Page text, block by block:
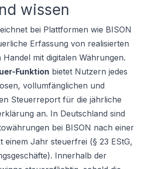
wissen
bei Plattformen wie BISON
Erfassung von realisierten
mit digitalen Währungen.
Funktion bietet Nutzern jedes
vollumfänglichen und
Steuerreport für die jährliche
an. In Deutschland sind
bei BISON nach einer
einem Jahr steuerfrei (§ 23 EStG,
Innerhalb der